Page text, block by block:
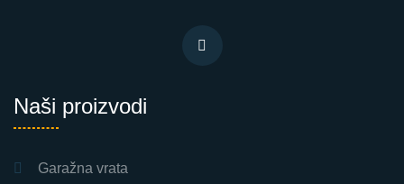
Naši proizvodi
Garažna vrata